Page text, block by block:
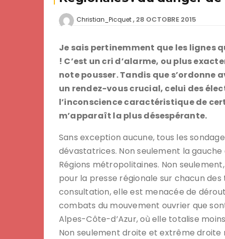
Christian_Picquet 28 OCTOBRE 2015
Je sais pertinemment que les lignes
! C’est un cri d’alarme, ou plus
note pousser. Tandis que s’ordonne
un rendez-vous crucial, celui des
l’inconscience caractéristique de
m’apparaît la plus désespérante.
Sans exception aucune, tous les
dévastatrices. Non seulement la
Régions métropolitaines. Non
pour la presse régionale sur chacun
consultation, elle est menacée de
combats du mouvement ouvrier que
Alpes-Côte-d’Azur, où elle totalise
Non seulement droite et extrême